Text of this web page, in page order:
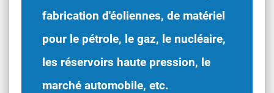
fabrication d'éoliennes, de matériel
pour le pétrole, le gaz, le nucléaire,
les réservoirs haute pression, le
marché automobile, etc.